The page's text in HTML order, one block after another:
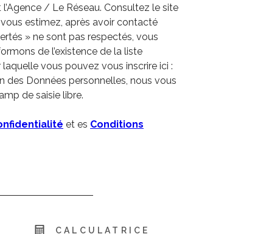
/ Le Réseau. Consultez le site
estimez, après avoir contacté
» ne sont pas respectés, vous
de l’existence de la liste
vous pouvez vous inscrire ici :
des Données personnelles, nous vous
de saisie libre.
et es Conditions
CALCULATRICE